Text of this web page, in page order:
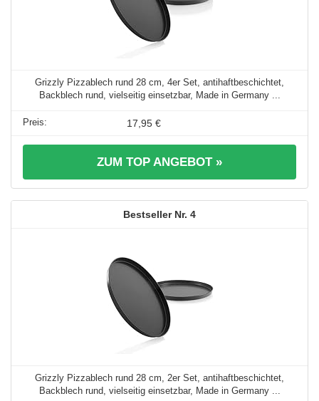
Grizzly Pizzablech rund 28 cm, 4er Set, antihaftbeschichtet,
Backblech rund, vielseitig einsetzbar, Made in Germany ...
17,95 €
ZUM TOP ANGEBOT »
4
Grizzly Pizzablech rund 28 cm, 2er Set, antihaftbeschichtet,
Backblech rund, vielseitig einsetzbar, Made in Germany ...